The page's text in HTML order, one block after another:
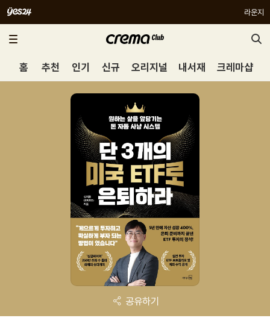
라운지
홈 추천 인기 신규 오리지널 내서재 크레마샵
공유하기